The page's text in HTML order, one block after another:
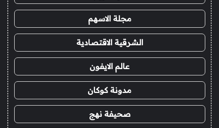
مجلة الاسهم
الشرقية الاقتصادية
عالم الايفون
مدونة كوكان
صحيفة نهج